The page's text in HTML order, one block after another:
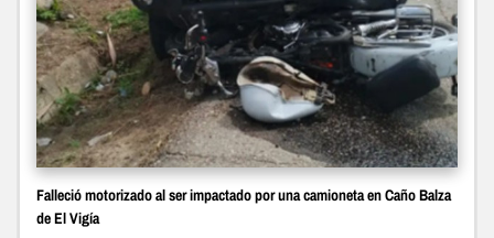
Falleció motorizado al ser impactado por una camioneta en Caño Balza
de El Vigía